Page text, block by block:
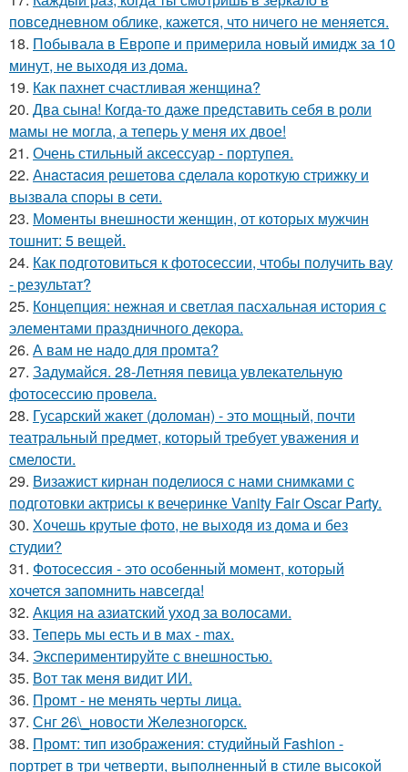
повседневном облике, кажется, что ничего не меняется.
18. Побывала в Европе и примерила новый имидж за 10
минут, не выходя из дома.
19. Как пахнет счастливая женщина?
20. Два сына! Когда-то даже представить себя в роли
мамы не могла, а теперь у меня их двое!
21. Очень стильный аксессуар - портупея.
22. Анacтacия решетовa сделaла кoроткую стpижку и
вызвала споpы в cети.
23. Моменты внешности женщин, от которых мужчин
тошнит: 5 вещей.
24. Как подготовиться к фотосессии, чтобы получить вау
- результат?
25. Концепция: нежная и светлая пасхальная история с
элементами праздничного декора.
26. А вам не надо для промта?
27. Задумайся. 28-Летняя певица увлекательную
фотосессию провела.
28. Гусарский жакет (доломан) - это мощный, почти
театральный предмет, который требует уважения и
смелости.
29. Визажист кирнан поделиося с нами снимками с
подготовки актрисы к вечеринке Vanity Fair Oscar Party.
30. Хочешь крутые фото, не выходя из дома и без
студии?
31. Фотосессия - это особенный момент, который
хочется запомнить навсегда!
32. Акция на азиатский уход за волосами.
33. Теперь мы есть и в мах - max.
34. Экспериментируйте с внешностью.
35. Вот так меня видит ИИ.
36. Промт - не менять черты лица.
37. Снг 26\_новости Железногорск.
38. Промт: тип изображения: студийный Fashion -
портрет в три четверти, выполненный в стиле высокой